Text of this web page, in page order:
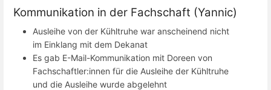
Kommunikation in der Fachschaft (Yannic)
Ausleihe von der Kühltruhe war anscheinend nicht
im Einklang mit dem Dekanat
Es gab E-Mail-Kommunikation mit Doreen von
Fachschaftler:innen für die Ausleihe der Kühltruhe
und die Ausleihe wurde abgelehnt